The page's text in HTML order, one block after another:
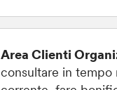
Area Clienti
consultare in tempo